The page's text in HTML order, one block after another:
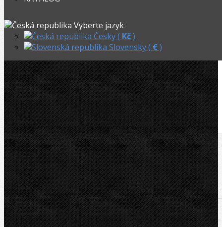
Vyberte jazyk
Česky ( Kč)
Slovensky ( €)
ZENTEN vnitřní a vnější odhrotovač
10-56mm, HSS